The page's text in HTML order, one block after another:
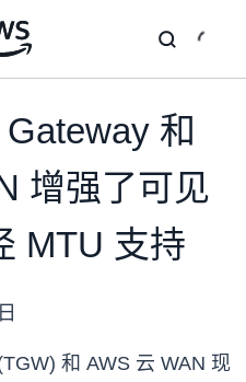
和
增强了可见
MTU 支持
和 AWS 云 WAN 现